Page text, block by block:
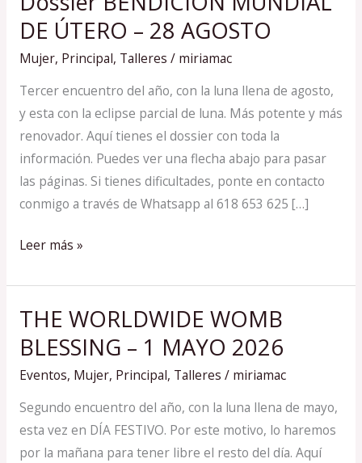
DE ÚTERO – 28 AGOSTO
Mujer, Principal, Talleres / miriamac
Tercer encuentro del año, con la luna llena de agosto,
y esta con la eclipse parcial de luna. Más potente y más
renovador. Aquí tienes el dossier con toda la
información. Puedes ver una flecha abajo para pasar
las páginas. Si tienes dificultades, ponte en contacto
conmigo a través de Whatsapp al 618 653 625 […]
BENDICIÓN
MUNDIAL
DE
ÚTERO
–
28
AGOSTO
Leer más »
THE WORLDWIDE WOMB
BLESSING – 1 MAYO 2026
Eventos, Mujer, Principal, Talleres / miriamac
Segundo encuentro del año, con la luna llena de mayo,
esta vez en DÍA FESTIVO. Por este motivo, lo haremos
por la mañana para tener libre el resto del día. Aquí
THE
WORLDWIDE
WOMB
BLESSING
–
1
MAYO